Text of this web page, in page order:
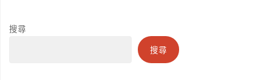
搜尋
搜尋